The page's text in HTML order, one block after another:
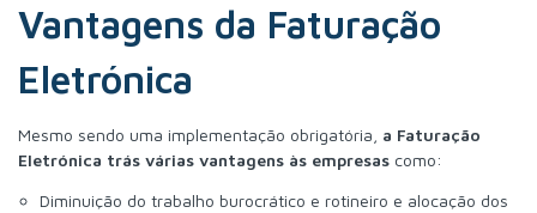
Vantagens da Faturação
Eletrónica
Mesmo sendo uma implementação obrigatória, a Faturação
Eletrónica trás várias vantagens às empresas como:
Diminuição do trabalho burocrático e rotineiro e alocação dos